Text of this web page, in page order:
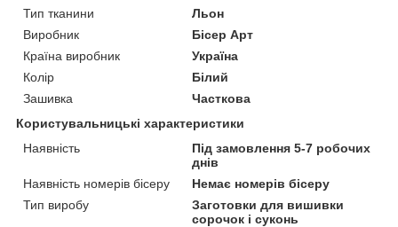
Тип тканини
Льон
Виробник
Бісер Арт
Країна виробник
Україна
Колір
Білий
Зашивка
Часткова
Користувальницькі характеристики
Наявність
Під замовлення 5-7 робочих
днів
Наявність номерів бісеру
Немає номерів бісеру
Тип виробу
Заготовки для вишивки
сорочок і суконь